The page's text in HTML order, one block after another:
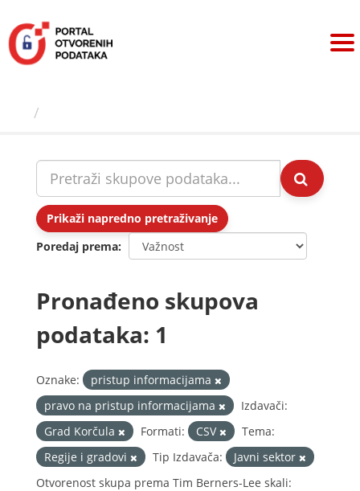
sadržaj
Prikaži napredno pretraživanje
Poredaj prema
Pronađeno skupova
podataka: 1
Oznake:
pristup informacijama
pravo na pristup informacijama
Izdavači:
Grad Korčula
Formati: CSV
Tema:
Regije i gradovi
Tip Izdavača:
Javni sektor
Otvorenost skupa prema Tim Berners-Lee skali: